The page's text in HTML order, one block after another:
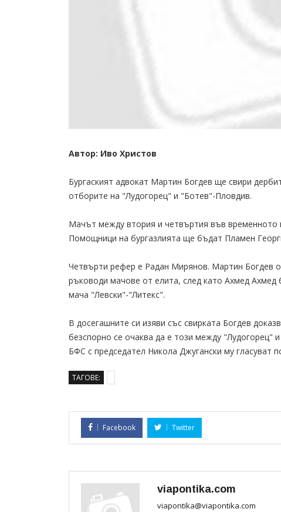
Автор: Иво Христов
Бургаският адвокат Мартин Богдев ще свири
отборите на "Лудогорец" и "Ботев"-Пловдив.
Мачът между втория и четвъртия във временното
Помощници на бургазлията ще бъдат Пламен
Четвърти рефер е Радан Мирянов. Мартин Богдев
ръководи мачове от елита, след като Ахмед Ахмед
мача "Левски"-"Литекс".
В досегашните си изяви със свирката Богдев
безспорно се очаква да е този между "Лудогорец"
БФС с председател Никола Джугански му гласуват
ТАГОВЕ:
Facebook Twitter
viapontika.com
viapontika@viapontika.com